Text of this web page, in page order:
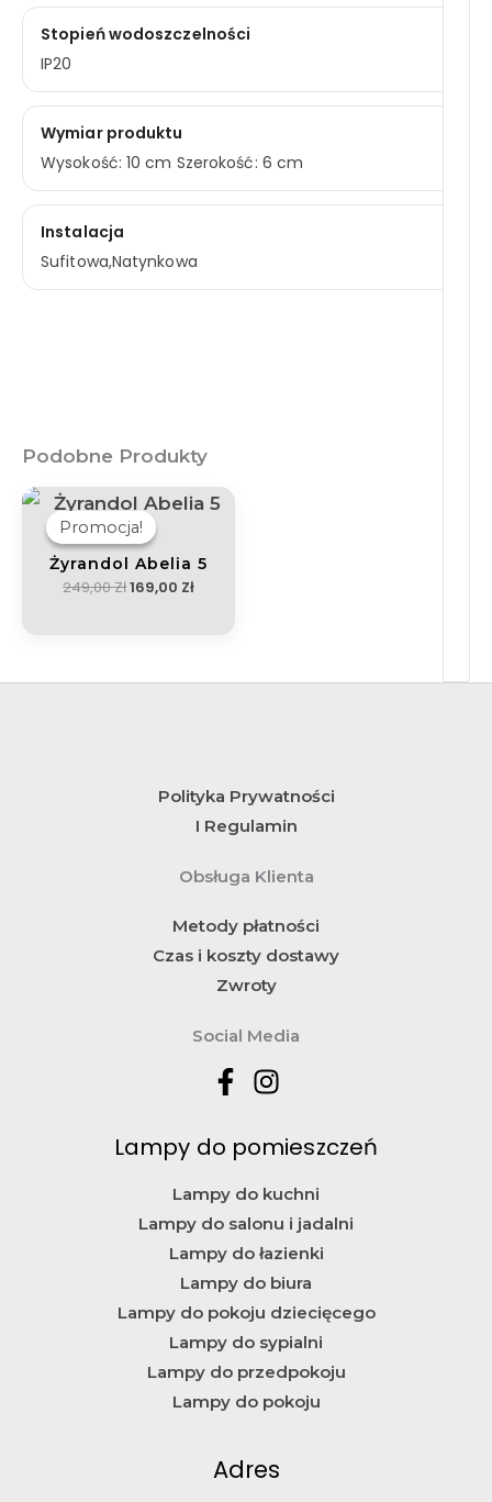
Stopień wodoszczelności
IP20
Wymiar produktu
Wysokość: 10 cm Szerokość: 6 cm
Instalacja
Sufitowa,Natynkowa
Podobne Produkty
Promocja!
Promocja!
Żyrandol Abelia 5
249,00Zł
Pierwotna
Cena
Wynosiła:
249,00 Zł.
169,00 Zł
Aktualna
Cena
Polityka Prywatności
I Regulamin
Obsługa Klienta
Metody płatności
Czas i koszty dostawy
Zwroty
Social Media
Lampy do pomieszczeń
Lampy do kuchni
Lampy do salonu i jadalni
Lampy do łazienki
Lampy do biura
Lampy do pokoju dziecięcego
Lampy do sypialni
Lampy do przedpokoju
Lampy do pokoju
Adres